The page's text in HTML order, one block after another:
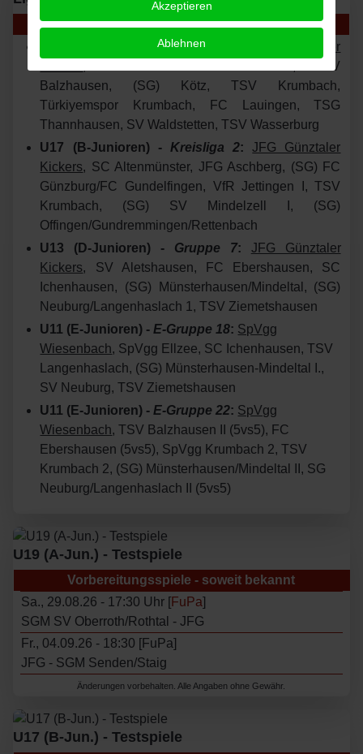
Stand 01.08.26
U19 (A-Junioren) -Kreisliga 2
JFG Günztaler
, SV Grün-Weiß Baiershofen, TSV
Balzhausen, (SG) Kötz, TSV Krumbach,
Türkiyemspor Krumbach, FC Lauingen, TSG
Thannhausen, SV Waldstetten, TSV Wasserburg
U17 (B-Junioren) - Kreisliga 2:
JFG Günztaler
Kickers, SC Altenmünster, JFG Aschberg, (SG) FC
Günzburg/FC Gundelfingen, VfR Jettingen I, TSV
Krumbach, (SG) SV Mindelzell I, (SG)
Offingen/Gundremmingen/Rettenbach
U13 (D-Junioren) - Gruppe 7:
JFG Günztaler
Kickers, SV Aletshausen, FC Ebershausen, SC
Ichenhausen, (SG) Münsterhausen/Mindeltal, (SG)
Neuburg/Langenhaslach 1, TSV Ziemetshausen
U11 (E-Junioren) -E-Gruppe 18: SpVgg
Wiesenbach, SpVgg Ellzee, SC Ichenhausen, TSV
Langenhaslach, (SG) Münsterhausen-Mindeltal I.,
SV Neuburg, TSV Ziemetshausen
U11 (E-Junioren) -E-Gruppe 22: SpVgg
Wiesenbach, TSV Balzhausen II (5vs5), FC
Ebershausen (5vs5), SpVgg Krumbach 2, TSV
Krumbach 2, (SG) Münsterhausen/Mindeltal II, SG
Neuburg/Langenhaslach II (5vs5)
U19 (A-Jun.) - Testspiele
Vorbereitungsspiele - soweit bekannt
Sa., 29.08.26 - 17:30 Uhr [FuPa]
SGM SV Oberroth/Rothtal - JFG
Fr., 04.09.26 - 18:30 [FuPa]
JFG - SGM Senden/Staig
Änderungen vorbehalten. Alle Angaben ohne Gewähr.
U17 (B-Jun.) - Testspiele
Akzeptieren
Ablehnen